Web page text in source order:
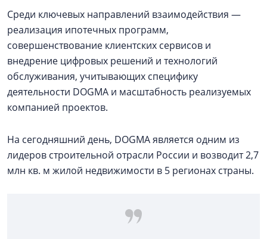
Среди ключевых направлений взаимодействия —
реализация ипотечных программ,
совершенствование клиентских сервисов и
внедрение цифровых решений и технологий
обслуживания, учитывающих специфику
деятельности DOGMA и масштабность реализуемых
компанией проектов.
На сегодняшний день, DOGMA является одним из
лидеров строительной отрасли России и возводит 2,7
млн кв. м жилой недвижимости в 5 регионах страны.